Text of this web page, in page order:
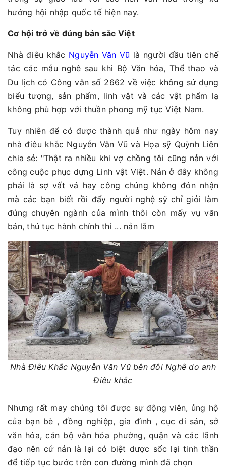
hướng hội nhập quốc tế hiện nay.
Cơ hội trở về đúng bản sắc Việt
Nhà điêu khắc Nguyễn Văn Vũ là người đầu tiên chế
tác các mẫu nghê sau khi Bộ Văn hóa, Thể thao và
Du lịch có Công văn số 2662 về việc không sử dụng
biểu tượng, sản phẩm, linh vật và các vật phẩm lạ
không phù hợp với thuần phong mỹ tục Việt Nam.
Tuy nhiên để có được thành quả như ngày hôm nay
nhà điêu khắc Nguyễn Văn Vũ và Họa sỹ Quỳnh Liên
chia sẻ: "Thật ra nhiều khi vợ chồng tôi cũng nản với
công cuộc phục dựng Linh vật Việt. Nản ở đây không
phải là sợ vất vả hay công chúng không đón nhận
mà các bạn biết rồi đấy người nghệ sỹ chỉ giỏi làm
đúng chuyên ngành của mình thôi còn mấy vụ văn
bản, thủ tục hành chính thì ... nản lắm
Nhà Điêu Khắc Nguyễn Văn Vũ bên đôi Nghê do anh
Điêu khắc
Nhưng rất may chúng tôi được sự động viên, ủng hộ
của bạn bè , đồng nghiệp, gia đình , cục di sản, sở
văn hóa, cán bộ văn hóa phường, quận và các lãnh
đạo nên cứ nản là lại có biệt dược sốc lại tinh thần
để tiếp tục bước trên con đường mình đã chọn